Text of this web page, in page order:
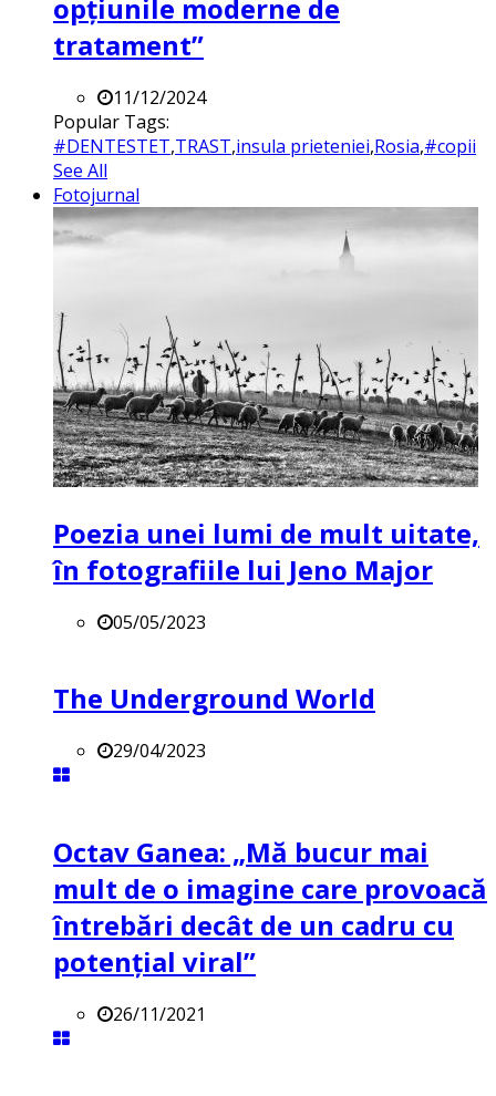
opțiunile moderne de
tratament”
11/12/2024
Popular Tags:
#DENTESTET,TRAST,insula prieteniei,Rosia,#copii
See All
Fotojurnal
Poezia unei lumi de mult uitate,
în fotografiile lui Jeno Major
05/05/2023
The Underground World
29/04/2023
Octav Ganea: „Mă bucur mai
mult de o imagine care provoacă
întrebări decât de un cadru cu
potenţial viral”
26/11/2021